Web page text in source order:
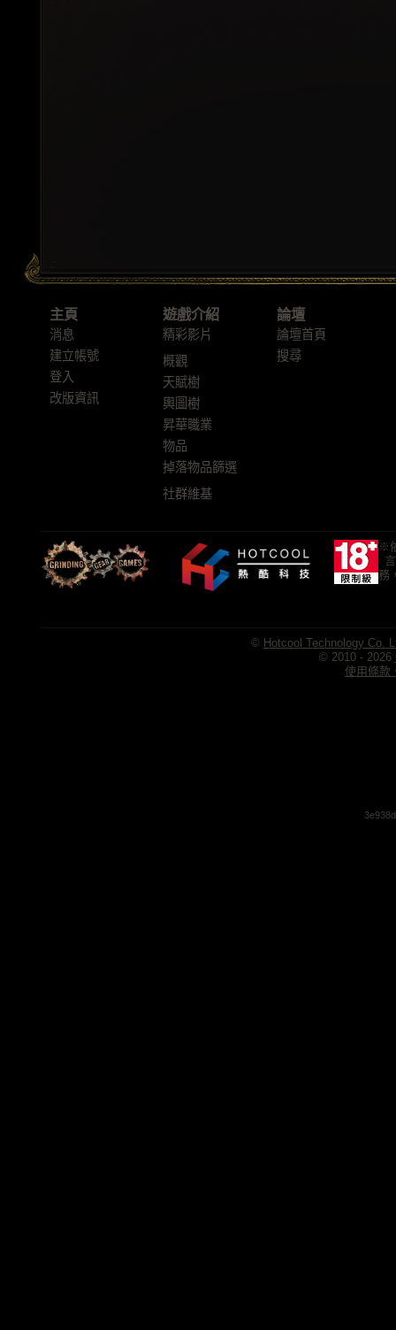
主頁
消息
建立帳號
登入
改版資訊
遊戲介紹
精彩影片
概觀
天賦樹
輿圖樹
昇華職業
物品
掉落物品篩選
社群維基
論壇
論壇首頁
搜尋
※
務
© Hotcool Technology Co.
© 2010 - 2026
使用條款